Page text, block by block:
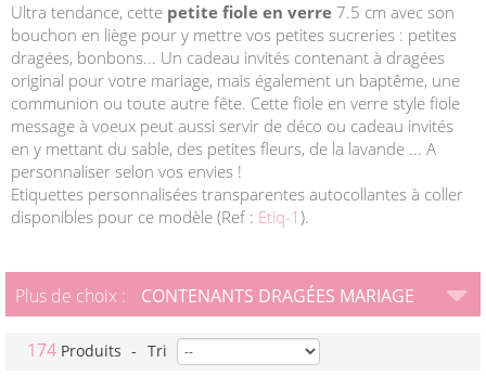
Ultra tendance, cette petite fiole en verre 7.5 cm avec son
bouchon en liège pour y mettre vos petites sucreries : petites
dragées, bonbons... Un cadeau invités contenant à dragées
original pour votre mariage, mais également un baptême, une
communion ou toute autre fête. Cette fiole en verre style fiole
message à voeux peut aussi servir de déco ou cadeau invités
en y mettant du sable, des petites fleurs, de la lavande ... A
personnaliser selon vos envies !
Etiquettes personnalisées transparentes autocollantes à coller
disponibles pour ce modèle (Ref : Etiq-1 ).
Plus de choix : CONTENANTS DRAGÉES MARIAGE
174 Produits - Tri